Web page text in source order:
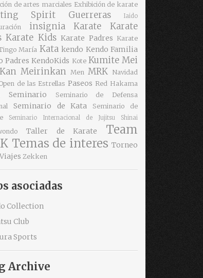
de artes marciales Exhibición de karate
Spirit Guerreras Iaido
insignia Karate
Karate
Karate Kids Karate Padres Karate
María Kata kendo Kendo Familia
Padres KendoKids Kote Kumite Mei
Meirinkan Men MRK Navidad
de las Estrellas Paseos Red Hakama
Seminario
Seminario de Defensa
Seminario de Kata
Seminario de
Seminario Internacional de Jujitsu Shinai
Taller de Karate
Team
Temas de interes Torneo
Viajes Zekken
asociadas
Collection
Club
Sports
Archive